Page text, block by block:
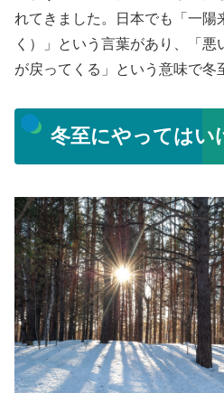
れてきました。日本でも「一陽
く）」という言葉があり、「
が戻ってくる」という意味で冬
冬至にやってはい